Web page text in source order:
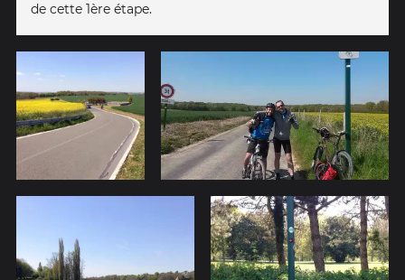
de cette 1ère étape.